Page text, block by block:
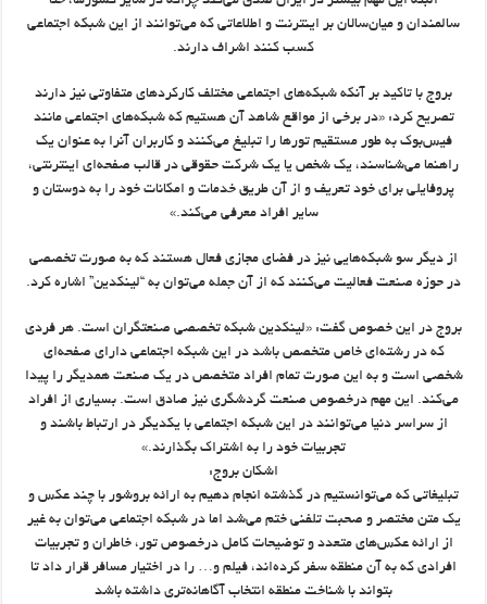
سالمندان و میان‌سالان بر اینترنت و اطلاعاتی که می‌توانند از این شبکه اجتماعی
کسب کنند اشراف دارند.
بروج با تاکید بر آنکه شبکه‌های اجتماعی مختلف کارکردهای متفاوتی نیز دارند
تصریح کرد: «در برخی از مواقع شاهد آن هستیم که شبکه‌های اجتماعی مانند
فیس‌بوک به طور مستقیم تورها را تبلیغ می‌کنند و کاربران آنرا به عنوان یک
راهنما می‌شناسند، یک شخص یا یک شرکت حقوقی در قالب صفحه‌ای اینترنتی،
پروفایلی برای خود تعریف و از آن طریق خدمات و امکانات خود را به دوستان و
سایر افراد معرفی می‌کند.»
از دیگر سو شبکه‌هایی نیز در فضای مجازی فعال هستند که به صورت تخصصی
در حوزه صنعت فعالیت می‌کنند که از آن جمله می‌توان به “لینکدین” اشاره کرد.
بروج در این خصوص گفت: «لینکدین شبکه تخصصی صنعتگران است. هر فردی
که در رشته‌ای خاص متخصص باشد در این شبکه اجتماعی دارای صفحه‌ای
شخصی است و به این صورت تمام افراد متخصص در یک صنعت همدیگر را پیدا
می‌کند. این مهم درخصوص صنعت گردشگری نیز صادق است. بسیاری از افراد
از سراسر دنیا می‌توانند در این شبکه اجتماعی با یکدیگر در ارتباط باشند و
تجربیات خود را به اشتراک بگذارند.»
اشکان بروج:
تبلیغاتی که می‌توانستیم در گذشته انجام دهیم به ارائه بروشور با چند عکس و
یک متن مختصر و صحبت تلفنی ختم می‌شد اما در شبکه اجتماعی می‌توان به غیر
از ارائه عکس‌های متعدد و توضیحات کامل درخصوص تور، خاطران و تجربیات
افرادی که به آن منطقه سفر کرده‌اند، فیلم و… را در اختیار مسافر قرار داد تا
بتواند با شناخت منطقه انتخاب آگاهانه‌تری داشته باشد